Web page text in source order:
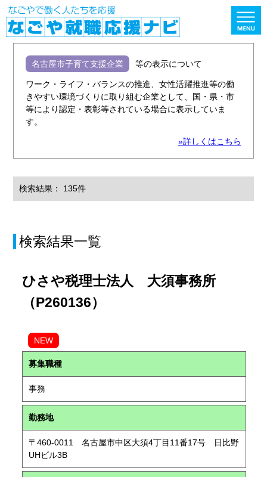
名古屋市子育て支援企業 等の表示について
ワーク・ライフ・バランスの推進、女性活躍推進等の働
きやすい環境づくりに取り組む企業として、国・県・市
等により認定・表彰等されている場合に表示していま
す。
»詳しくはこちら
検索結果： 135件
検索結果一覧
ひさや税理士法人 大須事務所
（P260136）
NEW
募集職種
事務
勤務地
〒460-0011 名古屋市中区大須4丁目11番17号 日比野
UHビル3B